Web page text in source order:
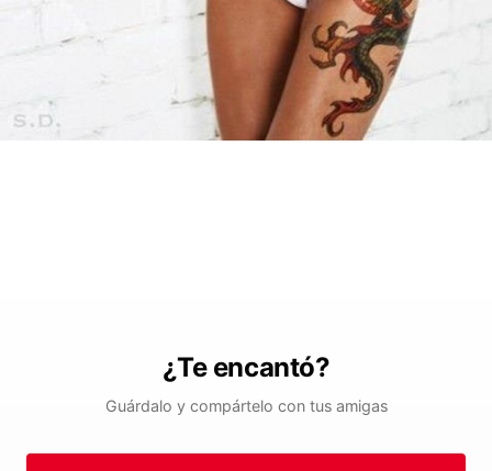
¿Te encantó?
Guárdalo y compártelo con tus amigas